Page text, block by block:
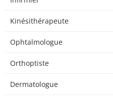
Kinésithérapeute
Ophtalmologue
Orthoptiste
Dermatologue